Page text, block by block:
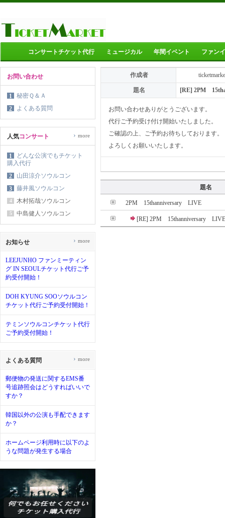
コンサートチケット代行 ミュージカル 年間イベント ファン
お問い合わせ
1
秘密Ｑ＆Ａ
2
よくある質問
人気コンサート
1
どんな公演でもチケット
購入代行
2
山田涼介ソウルコン
3
藤井風ソウルコン
4 木村拓哉ソウルコン
5 中島健人ソウルコン
› more
お知らせ
LEEJUNHO ファンミーティン
グ IN SEOULチケット代行ご予
約受付開始！
DOH KYUNG SOOソウルコン
チケット代行ご予約受付開始！
テミンソウルコンチケット代行
ご予約受付開始！
› more
よくある質問
郵便物の発送に関するEMS番
号追跡照会はどうすればいいで
すか？
韓国以外の公演も手配できます
か？
ホームページ利用時に以下のよ
うな問題が発生する場合
› more
作成者
題名 [RE] 2PM
お問い合わせありがとうございます。
代行ご予約受け付け開始いたしました。
ご確認の上、ご予約お待ちしております。
よろしくお願いいたします。
題名
2PM 15thanniversary LIVE
[RE] 2PM 15thanniversary LIVE